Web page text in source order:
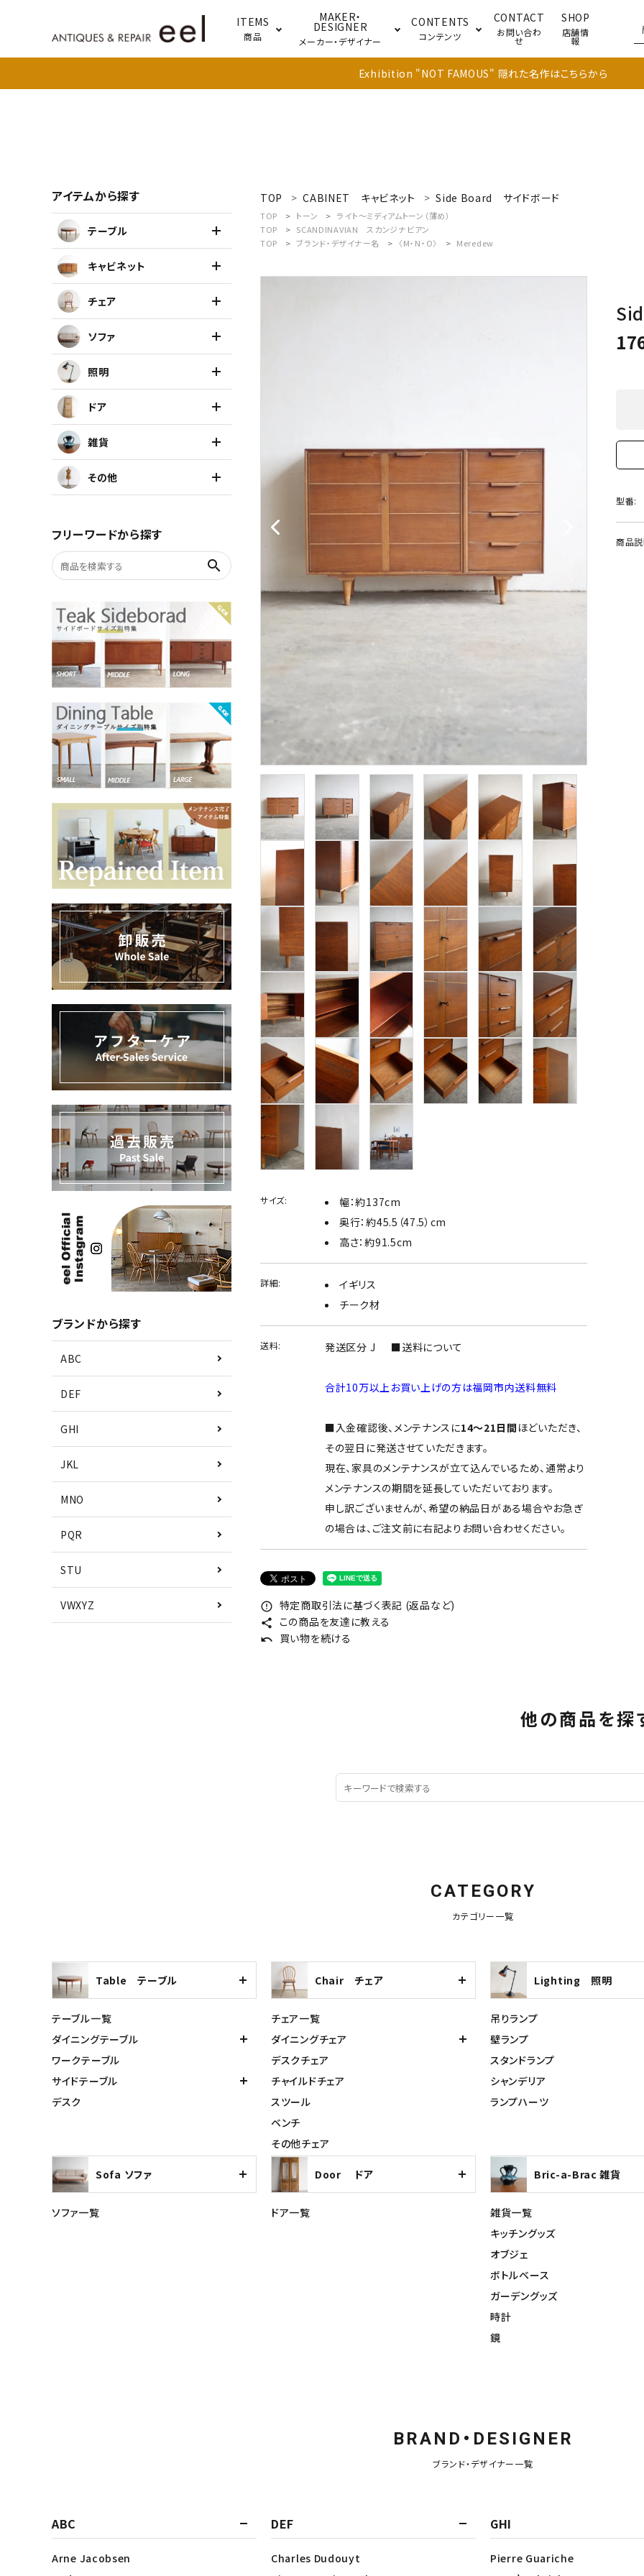
ITEMS
商品
MAKER・
DESIGNER
メーカー・デザイナー
CONTENTS
コンテンツ
CONTACT
お問い合わ
せ
SHOP
店舗情
報
Exhibition "NOT FAMOUS" 隠れた名作はこちらから
アイテムを探す
テーブル
キャビネット
チェア
ソファ
照明
雑貨
お気に入りリスト
デザイナーまとめ
メンテナンスについて
ギャラリー・シーン
納品事例
エキシビジョン・展示会
ACCOUNT MENU
ようこそ ゲスト 様
ログイン person 新規会員登録
TOP CABINET キャビネット Side Board サイドボード
TOP トーン
ライト～ミディアムトーン（薄め）
TOP
SCANDINAVIAN
スカンジナビアン
TOP
ブランド・デザイナー名 〈M・N・O〉 Meredew
サイズ:
幅：約137cm
奥行：約45.5（47.5）cm
高さ：約91.5cm
詳細:
イギリス
チーク材
送料: 発送区分 J ■送料について
合計10万以上お買い上げの方は福岡市内送料無料
■入金確認後、メンテナンスに14～21日間 ほどいただき、
その翌日に発送させていただきます。
現在、家具のメンテナンスが立て込んでいるため、通常より
メンテナンスの期間を延長していただいております。
申し訳ございませんが、希望の納品日がある場合やお急ぎ
の場合は、ご注文前に右記よりお問い合わせください。
error_outline 特定商取引法に基づく表記 (返品など)
share この商品を友達に教える
undo 買い物を続ける
型番:
商品
他の商品を探
アイテムから探す
テーブル
キャビネット
チェア
ソファ
照明
ドア
雑貨
その他
フリーワードから探す
search
ブランドから探す
ABC
DEF
GHI
JKL
MNO
PQR
STU
VWXYZ
CATEGORY
カテゴリー一覧
Table テーブル
テーブル一覧
ダイニングテーブル
ワークテーブル
サイドテーブル
デスク
Chair チェア
チェア一覧
ダイニングチェア
デスクチェア
チャイルドチェア
スツール
ベンチ
その他チェア
Lighting 照明
吊りランプ
壁ランプ
スタンドランプ
シャンデリア
ランプハーツ
Sofa ソファ
ソファ一覧
Door ドア
ドア一覧
Bric-a-Brac 雑貨
雑貨一覧
キッチングッズ
オブジェ
ボトルベース
ガーデングッズ
時計
鏡
BRAND・DESIGNER
ブランド・デザイナー一覧
ABC
Arne Jacobsen
DEF
Charles Dudouyt
GHI
Pierre Guariche